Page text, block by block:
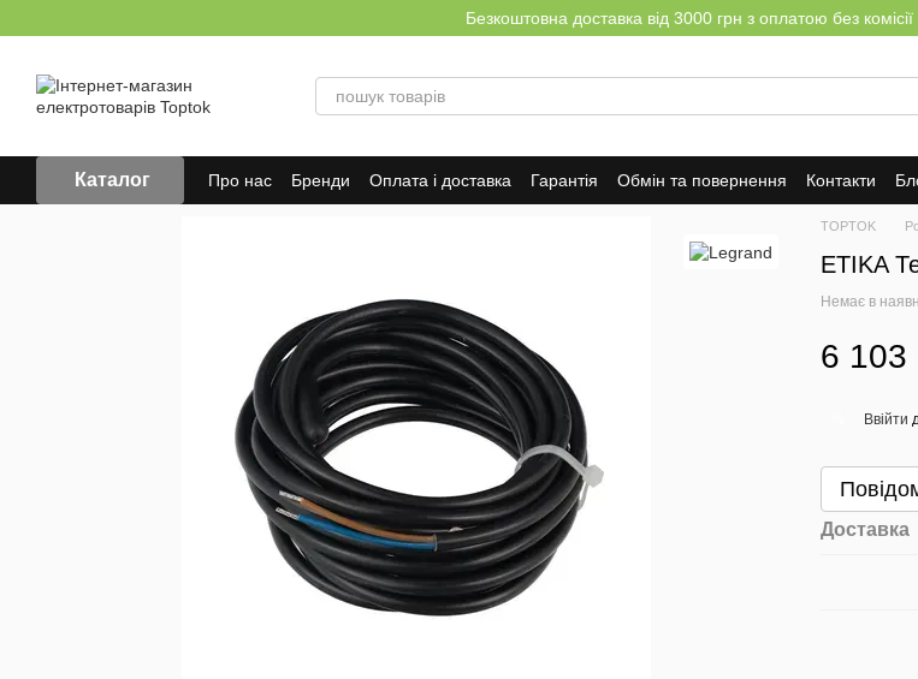
Безкоштовна доставка від 3000 грн з оплатою без
Каталог Про нас Бренди Оплата і доставка Гарантія Обмін та повернення Контакти
TOPTOK
ETIKA
Немає в
6 103
Ввійти
Доставка